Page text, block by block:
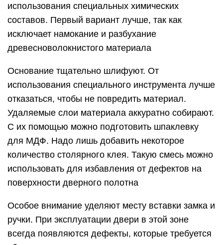
использования специальных химических
составов. Первый вариант лучше, так как
исключает намокание и разбухание
древесноволокнистого материала
Основание тщательно шлифуют. От
использования специального инструмента лучше
отказаться, чтобы не повредить материал.
Удаляемые слои материала аккуратно собирают.
С их помощью можно подготовить шпаклевку
для МДФ. Надо лишь добавить некоторое
количество столярного клея. Такую смесь можно
использовать для избавления от дефектов на
поверхности дверного полотна
Особое внимание уделяют месту вставки замка и
ручки. При эксплуатации двери в этой зоне
всегда появляются дефекты, которые требуется